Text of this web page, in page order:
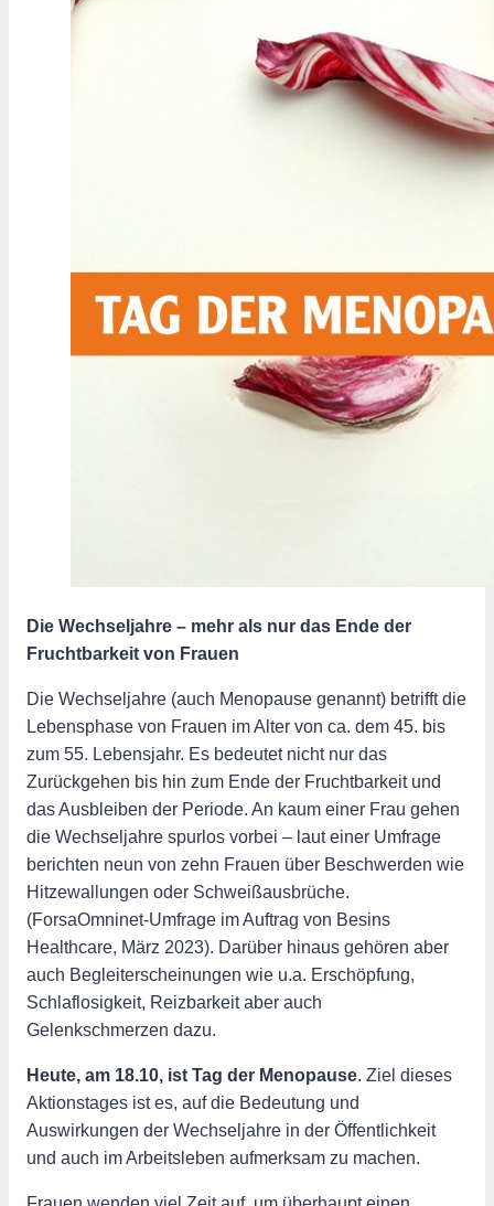
Die Wechseljahre – mehr als nur das Ende der
Fruchtbarkeit von Frauen
Die Wechseljahre (auch Menopause genannt) betrifft die
Lebensphase von Frauen im Alter von ca. dem 45. bis
zum 55. Lebensjahr. Es bedeutet nicht nur das
Zurückgehen bis hin zum Ende der Fruchtbarkeit und
das Ausbleiben der Periode. An kaum einer Frau gehen
die Wechseljahre spurlos vorbei – laut einer Umfrage
berichten neun von zehn Frauen über Beschwerden wie
Hitzewallungen oder Schweißausbrüche.
(ForsaOmninet-Umfrage im Auftrag von Besins
Healthcare, März 2023). Darüber hinaus gehören aber
auch Begleiterscheinungen wie u.a. Erschöpfung,
Schlaflosigkeit, Reizbarkeit aber auch
Gelenkschmerzen dazu.
Heute, am 18.10, ist Tag der Menopause. Ziel dieses
Aktionstages ist es, auf die Bedeutung und
Auswirkungen der Wechseljahre in der Öffentlichkeit
und auch im Arbeitsleben aufmerksam zu machen.